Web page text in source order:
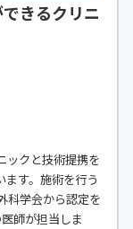
きるクリニ
ックと技術提携を
ます。施術を行う
科学会から認定を
師が担当しま